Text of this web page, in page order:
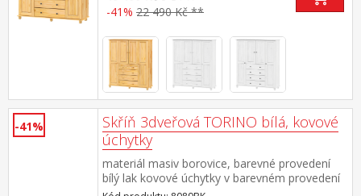
-41% 22 490 Kč **
-41%
Skříň 3dveřová TORINO bílá, kovové
úchytky
materiál masiv borovice, barevné provedení
bílý lak kovové úchytky v barevném provedení
černěná mosaz prostor dělený v poměru